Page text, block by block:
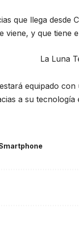
que llega desde
viene, y que tiene
La Luna
equipado
a su